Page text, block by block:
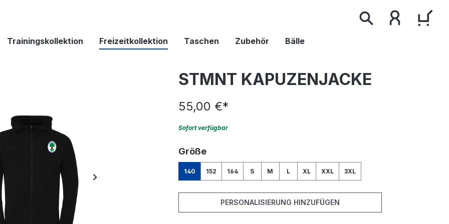
Trainingskollektion Freizeitkollektion Taschen Zubehör Bälle
STMNT KAPUZENJACKE
55,00 €*
Sofort verfügbar
Größeauswählen
140 152 164 S M L XL XXL 3XL
PERSONALISIERUNG HINZUFÜGEN